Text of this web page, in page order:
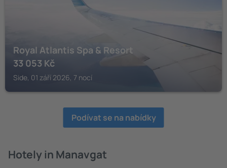
Royal Atlantis Spa & Resort
33 053 Kč
Side, 01 září 2026, 7 nocí
Podívat se na nabídky
Hotely in Manavgat